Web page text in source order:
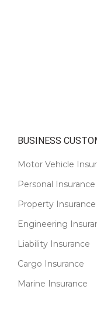
BUSINESS
Motor Vehicle
Personal Insurance
Property Insurance
Engineering
Liability Insurance
Cargo Insurance
Marine Insurance